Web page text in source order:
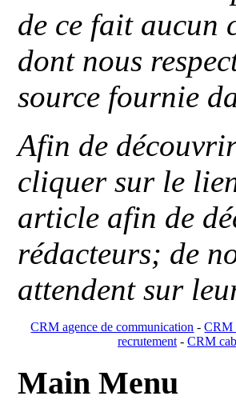
de ce fait aucun
dont nous
source fournie
Afin de
cliquer sur le
article afin de
rédacteurs; de
attendent sur
CRM agence de communication -CRM
recrutement- CRM
Main Menu